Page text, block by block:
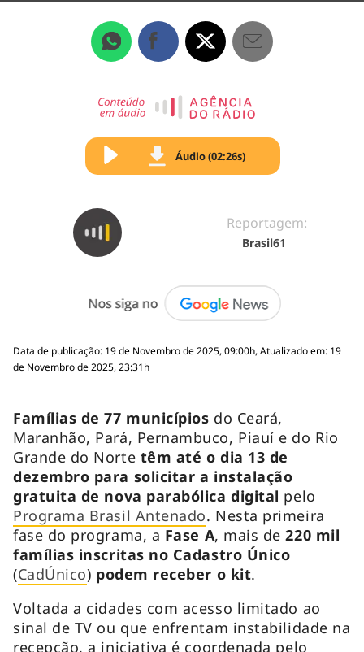
Áudio (02:26s)
Reportagem:
Brasil61
Data de publicação: 19 de Novembro de 2025, 09:00h, Atualizado em: 19
de Novembro de 2025, 23:31h
Famílias de 77 municípios do Ceará,
Maranhão, Pará, Pernambuco, Piauí e do Rio
Grande do Norte têm até o dia 13 de
dezembro para solicitar a instalação
gratuita de nova parabólica digital pelo
Programa Brasil Antenado. Nesta primeira
fase do programa, a Fase A, mais de220 mil
famílias inscritas no Cadastro Único
(CadÚnico) podem receber o kit.
Voltada a cidades com acesso limitado ao
sinal de TV ou que enfrentam instabilidade na
recepção, a iniciativa é coordenada pelo